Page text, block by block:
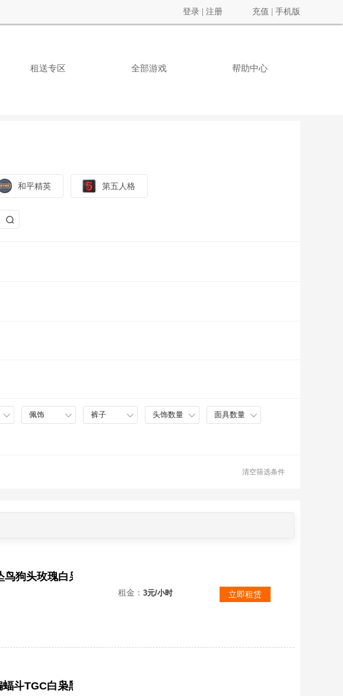
登录 注册 充值 手机版
租送专区 全部游戏 帮助中心
和平精英 第五人格
佩饰 裤子 头饰数量 面具数量
清空筛选条件
租金： 3元/小时 立即租赁